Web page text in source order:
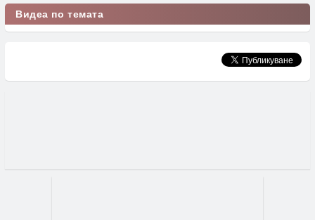
Видеа по темата